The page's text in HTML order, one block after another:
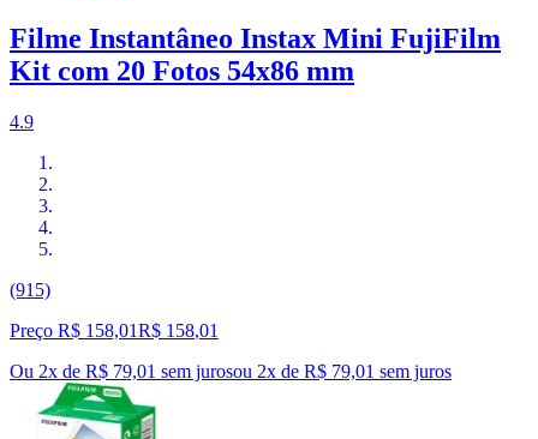
Filme Instantâneo Instax Mini FujiFilm
Kit com 20 Fotos 54x86 mm
4.9
(915)
Preço R$ 158,01R$ 158,01
Ou 2x de R$ 79,01 sem jurosou 2x de R$ 79,01 sem juros